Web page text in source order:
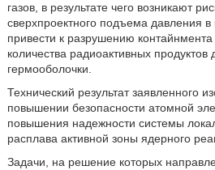
газов, в результате чего возникают
сверхпроектного подъема давления
привести к разрушению
количества радиоактивных
гермооболочки.
Технический результат заявленного
повышении безопасности атомной
повышения надежности системы
расплава активной зоны ядерного
Задачи, на решение которых